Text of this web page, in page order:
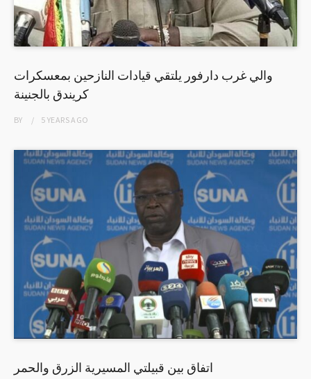
والي غرب دارفور يلتقي قيادات النازحين بمعسكرات
كريندق بالجنينة
BY 5 YEARSAGO
اتفاق بين قبيلتي المسيرية الزرق والحمر